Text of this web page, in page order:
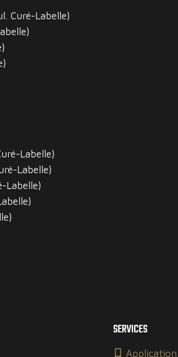
Curé-Labelle)
Labelle)
Labelle)
Labelle)
SERVICES
Application